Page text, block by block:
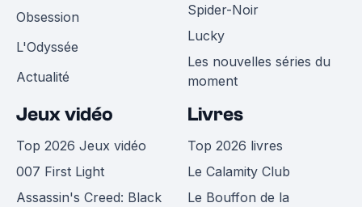
Obsession
L'Odyssée
Actualité
Spider-Noir
Lucky
Les nouvelles séries du
moment
Jeux vidéo
Top 2026 Jeux vidéo
007 First Light
Assassin's Creed: Black
Livres
Top 2026 livres
Le Calamity Club
Le Bouffon de la